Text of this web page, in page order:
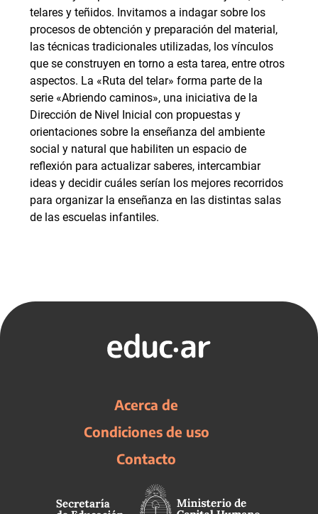
telares y teñidos. Invitamos a indagar sobre los
procesos de obtención y preparación del material,
las técnicas tradicionales utilizadas, los vínculos
que se construyen en torno a esta tarea, entre otros
aspectos. La «Ruta del telar» forma parte de la
serie «Abriendo caminos», una iniciativa de la
Dirección de Nivel Inicial con propuestas y
orientaciones sobre la enseñanza del ambiente
social y natural que habiliten un espacio de
reflexión para actualizar saberes, intercambiar
ideas y decidir cuáles serían los mejores recorridos
para organizar la enseñanza en las distintas salas
de las escuelas infantiles.
Acerca de
Condiciones de uso
Contacto